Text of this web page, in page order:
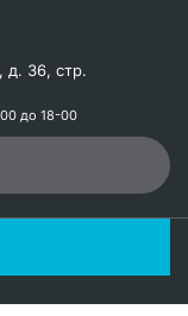
д. 36, стр.
до 18-00